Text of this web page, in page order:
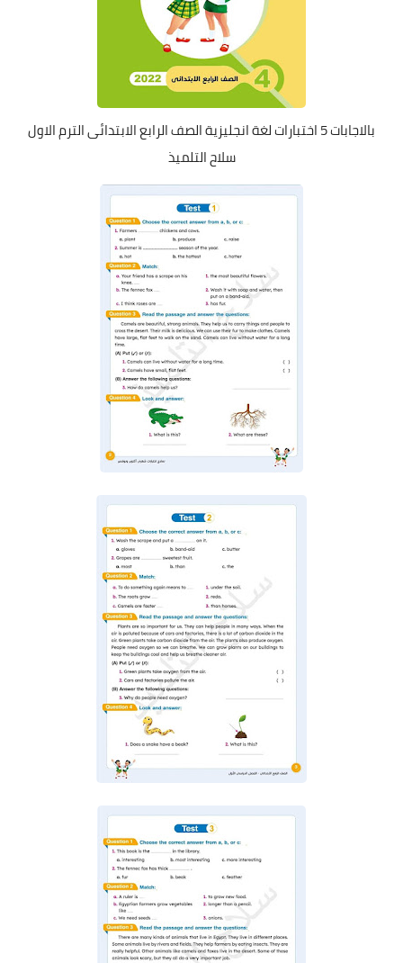
بالاجابات 5 اختبارات لغة انجليزية الصف الرابع الابتدائى الترم الاول
سلاح التلميذ